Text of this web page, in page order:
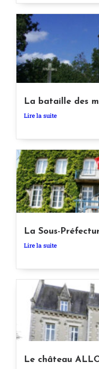
La bataille des
Lire la suite
La Sous-
Lire la suite
Le château